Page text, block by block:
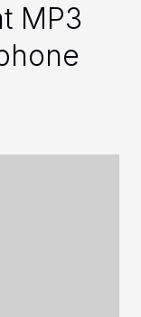
MP3